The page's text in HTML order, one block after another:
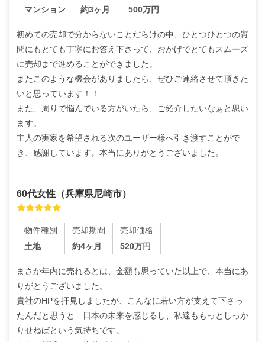
マンション
約3ヶ月
500万円
初めての売却で分からないことだらけの中、ひとつひとつの質
問にもとても丁寧にお答え下さって、おかげでとてもスムーズ
に売却まで進めることができました。
またこのような機会がありましたら、ぜひご連絡させて頂きた
いと思っています！！
また、周りで悩んでいる方がいたら、ご紹介したいなぁと思い
ます。
主人の実家を希望される次のユーザー様へ引き渡すことがで
き、感謝しています。本当にありがとうございました。
60代女性 （兵庫県尼崎市）
物件種別
土地
売却期間
約4ヶ月
売却価格
520万円
まさか年内に売れるとは、金額も思っていた以上で、本当にあ
りがとうございました。
貴社のHPを拝見しましたが、こんなに若い方が支えて下さっ
たんだと思うと…日本の未来を感じるし、私達ももっとしっか
りせねばという気持ちです。